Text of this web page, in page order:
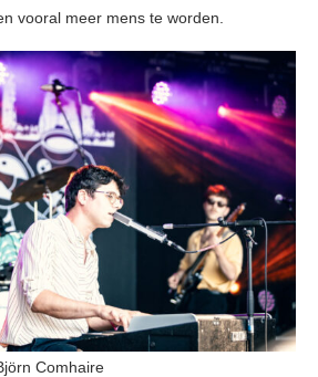
vooral meer mens te worden.
Comhaire